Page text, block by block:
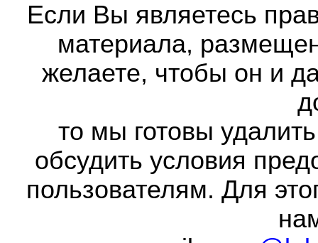
Если Вы являетесь
материала,
желаете, чтобы он и
то мы готовы
обсудить условия
пользователям. Для